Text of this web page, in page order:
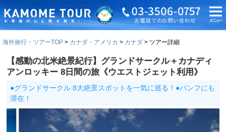
海外旅行・ツアーTOP カナダ・アメリカ カナダ ツアー詳細
【感動の北米絶景紀行】グランドサークル＋カナディ
アンロッキー 8日間の旅《ウエストジェット利用》
●グランドサークル 8大絶景スポットを一気に巡る！●バンフにも
滞在！